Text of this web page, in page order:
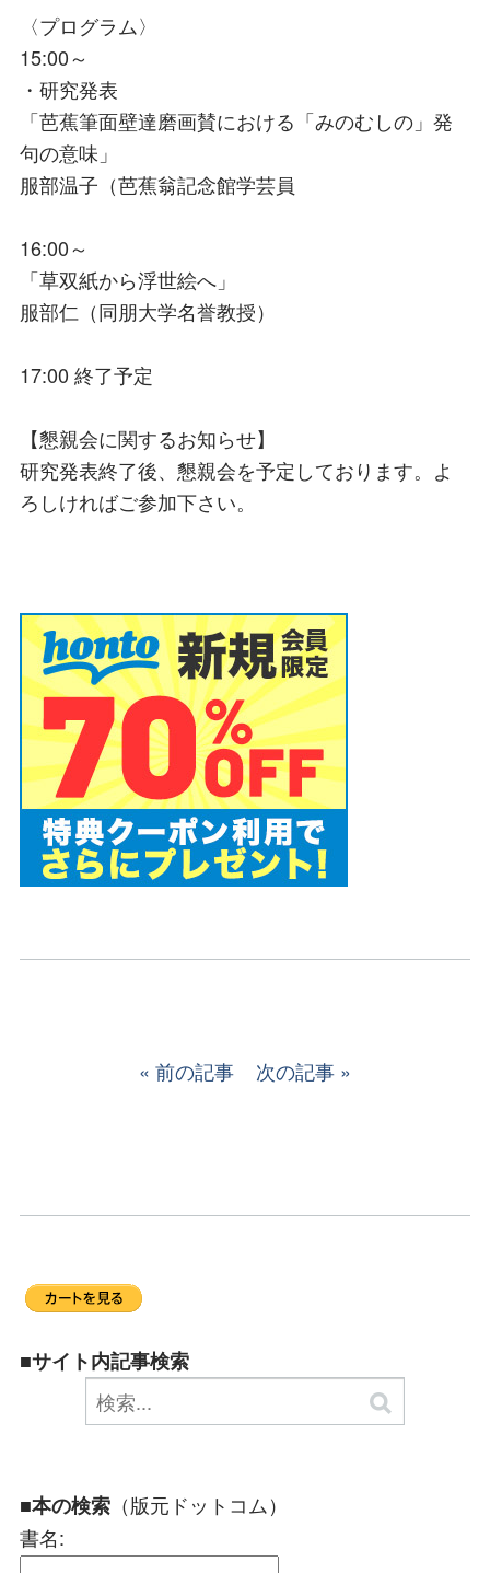
〈プログラム〉
15:00～
・研究発表
「芭蕉筆面壁達磨画賛における「みのむしの」発
句の意味」
服部温子（芭蕉翁記念館学芸員
16:00～
「草双紙から浮世絵へ」
服部仁（同朋大学名誉教授）
17:00 終了予定
【懇親会に関するお知らせ】
研究発表終了後、懇親会を予定しております。よ
ろしければご参加下さい。
前の記事 次の記事
■サイト内記事検索
■本の検索 （版元ドットコム）
書名: